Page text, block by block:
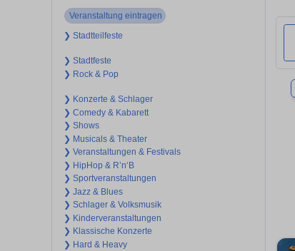
Veranstaltung eintragen
❯ Stadtteilfeste
❯ Stadtfeste
❯ Rock & Pop
❯ Konzerte & Schlager
❯ Comedy & Kabarett
❯ Shows
❯ Musicals & Theater
❯ Veranstaltungen & Festivals
❯ HipHop & R’n‘B
❯ Sportveranstaltungen
❯ Jazz & Blues
❯ Schlager & Volksmusik
❯ Kinderveranstaltungen
❯ Klassische Konzerte
❯ Hard & Heavy